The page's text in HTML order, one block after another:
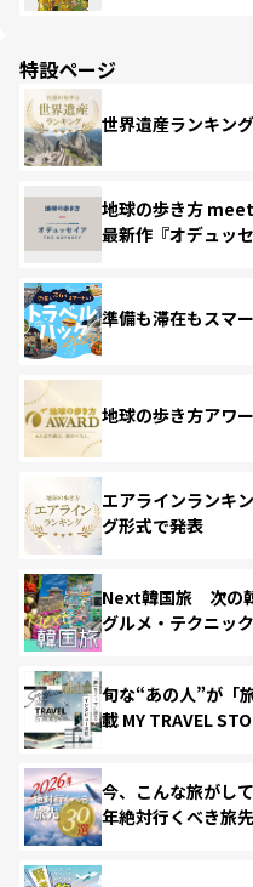
特設ページ
世界遺産ランキング
地球の歩き方
最新作『オデュッセ
準備も滞在もスマ
地球の歩き方アワ
エアラインランキ
グ形式で発表
Next韓国旅 次の
グルメ・テクニック
旬な“あの人”が「
載 MY TRAVEL
今、こんな旅がし
年絶対行くべき旅